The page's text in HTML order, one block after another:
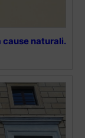
cause naturali.